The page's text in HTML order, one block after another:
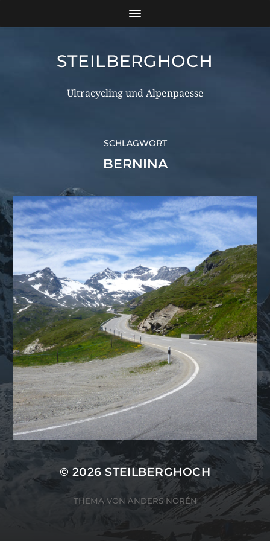
STEILBERGHOCH
Ultracycling und Alpenpaesse
SCHLAGWORT
BERNINA
© 2026STEILBERGHOCH
THEMA VON ANDERS NORÉN